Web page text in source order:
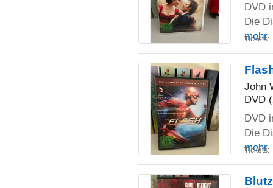
DVD
Die
mehr
Tickets:
John
DVD
DVD
Die
mehr
Tickets: